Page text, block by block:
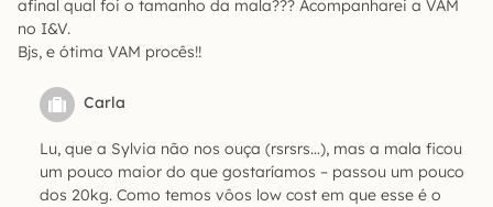
afinal qual foi o tamanho da mala??? Acompanharei a VAM
no I&V.
Bjs, e ótima VAM procês!!
Carla
Lu, que a Sylvia não nos ouça (rsrsrs…), mas a mala ficou
um pouco maior do que gostaríamos – passou um pouco
dos 20kg. Como temos vôos low cost em que esse é o